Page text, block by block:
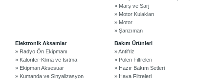
©2024 Courpar Otomotiv & Yedek Parça
» Marş ve Şarj
» Motor Kulakları
» Motor
» Şanzıman
Elektronik Aksamlar
» Radyo Ön Ekipmanı
» Kalorifer-Klima ve Isıtma
» Ekipman Aksesuar
» Kumanda ve Sinyalizasyon
Bakım Ürünleri
» Antifriz
» Polen Filtreleri
» Hazır Bakım Setleri
» Hava Filtreleri